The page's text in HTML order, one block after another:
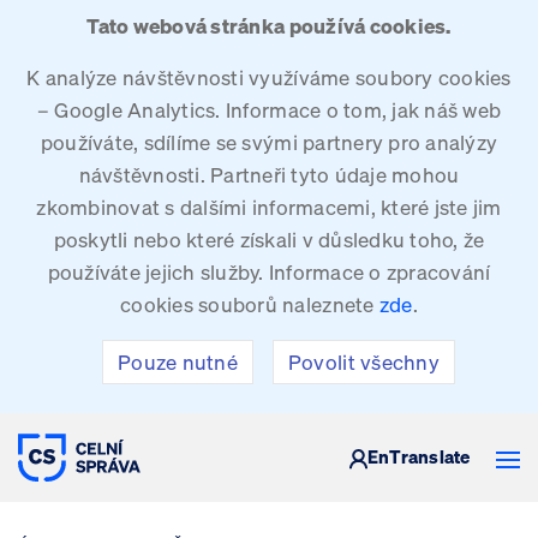
Tato webová stránka používá cookies.
K analýze návštěvnosti využíváme soubory cookies
– Google Analytics. Informace o tom, jak náš web
používáte, sdílíme se svými partnery pro analýzy
návštěvnosti. Partneři tyto údaje mohou
zkombinovat s dalšími informacemi, které jste jim
poskytli nebo které získali v důsledku toho, že
používáte jejich služby. Informace o zpracování
cookies souborů naleznete zde.
Pouze nutné Povolit všechny
CELNÍ SPRÁVA ČESKÉ REPUBLIKY
EnTranslate